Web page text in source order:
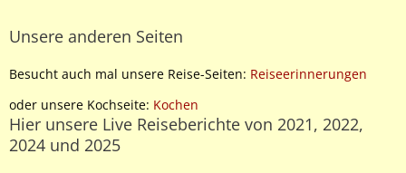
Unsere anderen Seiten
Besucht auch mal unsere Reise-Seiten: Reiseerinnerungen
oder unsere Kochseite: Kochen
Hier unsere Live Reiseberichte von 2021, 2022,
2024 und 2025